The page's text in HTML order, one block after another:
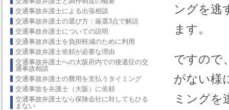
交通事故弁護士による出張相談
交通事故弁護士の選び方：厳選3点で解説
交通事故弁護士についての説明
交通事故弁護士を負担軽減のために利用
交通事故弁護士依頼が必要な理由
交通事故弁護士への大阪府内での後遺症の交
通事故相談
交通事故弁護士の費用を支払うタイミング
交通事故を弁護士（大阪）に依頼
交通事故弁護士なら保険会社に対してもひる
まない
ングを逃
ます。
ですので
がない様
ミングを